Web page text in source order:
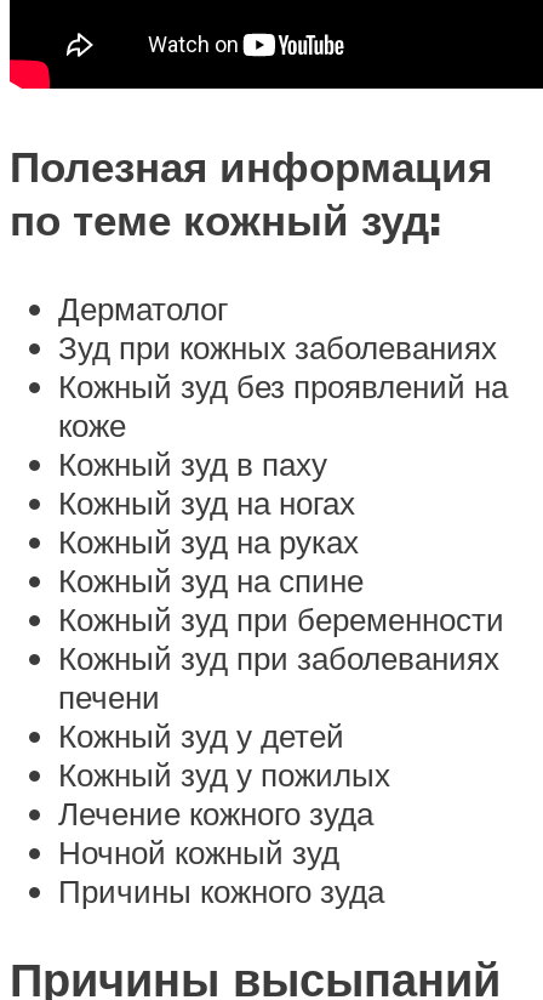
Полезная информация
по теме кожный зуд:
Дерматолог
Зуд при кожных заболеваниях
Кожный зуд без проявлений на
коже
Кожный зуд в паху
Кожный зуд на ногах
Кожный зуд на руках
Кожный зуд на спине
Кожный зуд при беременности
Кожный зуд при заболеваниях
печени
Кожный зуд у детей
Кожный зуд у пожилых
Лечение кожного зуда
Ночной кожный зуд
Причины кожного зуда
Причины высыпаний